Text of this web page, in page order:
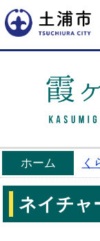
ホーム く
ネイチャ